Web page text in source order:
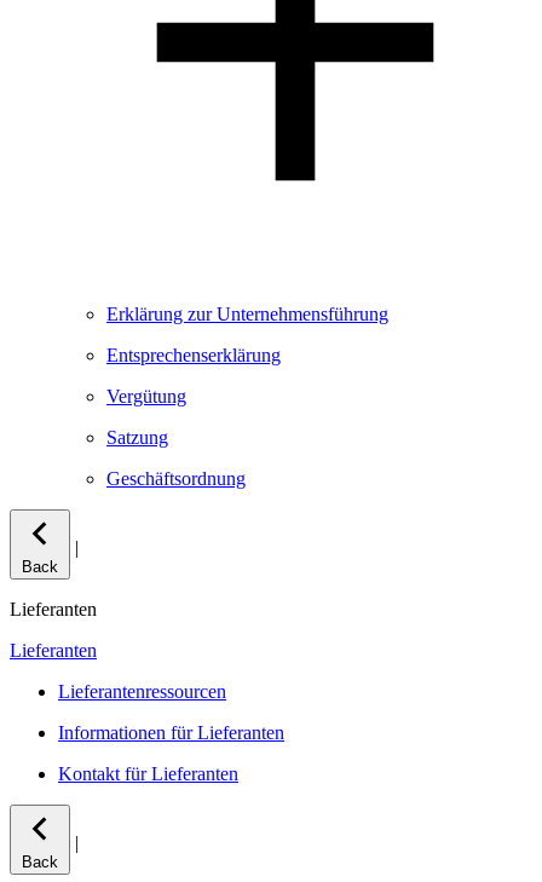
Erklärung zur Unternehmensführung
Entsprechenserklärung
Vergütung
Satzung
Geschäftsordnung
Back
|
Lieferanten
Lieferanten
Lieferantenressourcen
Informationen für Lieferanten
Kontakt für Lieferanten
Back
|